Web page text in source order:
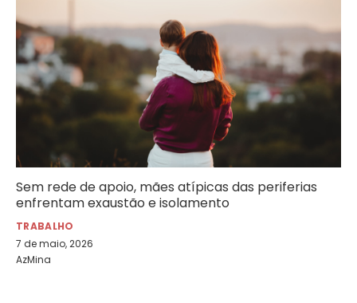
Sem rede de apoio, mães atípicas das periferias
enfrentam exaustão e isolamento
TRABALHO
7 de maio, 2026
AzMina